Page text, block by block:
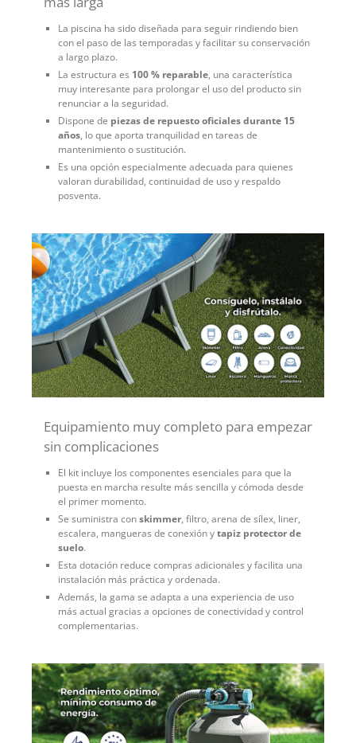
La piscina ha sido diseñada para seguir rindiendo bien
con el paso de las temporadas y facilitar su conservación
a largo plazo.
La estructura es 100 % reparable, una característica
muy interesante para prolongar el uso del producto sin
renunciar a la seguridad.
Dispone de piezas de repuesto oficiales durante 15
años, lo que aporta tranquilidad en tareas de
mantenimiento o sustitución.
Es una opción especialmente adecuada para quienes
valoran durabilidad, continuidad de uso y respaldo
posventa.
Equipamiento muy completo para empezar
sin complicaciones
El kit incluye los componentes esenciales para que la
puesta en marcha resulte más sencilla y cómoda desde
el primer momento.
Se suministra conskimmer, filtro, arena de sílex, liner,
escalera, mangueras de conexión ytapiz protector de
suelo.
Esta dotación reduce compras adicionales y facilita una
instalación más práctica y ordenada.
Además, la gama se adapta a una experiencia de uso
más actual gracias a opciones de conectividad y control
complementarias.